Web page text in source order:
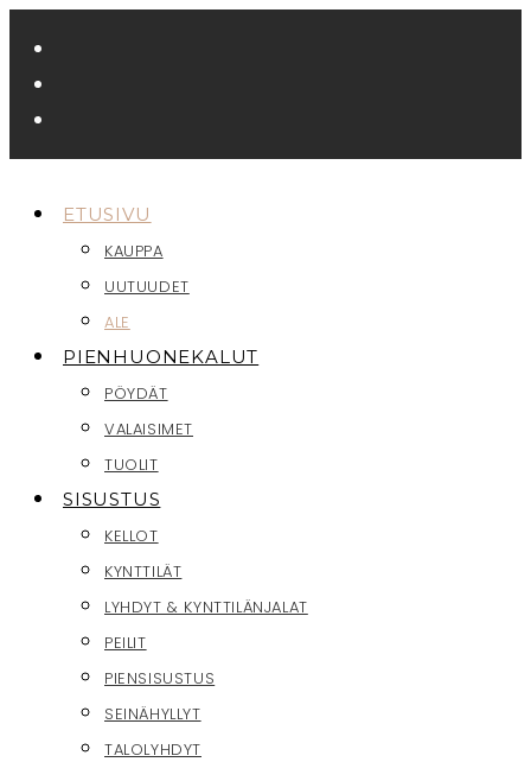
suoraan
sisältöön
ETUSIVU
KAUPPA
UUTUUDET
ALE
PIENHUONEKALUT
PÖYDÄT
VALAISIMET
TUOLIT
SISUSTUS
KELLOT
KYNTTILÄT
LYHDYT & KYNTTILÄNJALAT
PEILIT
PIENSISUSTUS
SEINÄHYLLYT
TALOLYHDYT